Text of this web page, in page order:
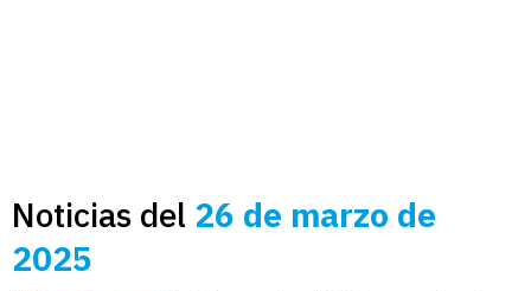
Noticias del 26 de marzo de
2025